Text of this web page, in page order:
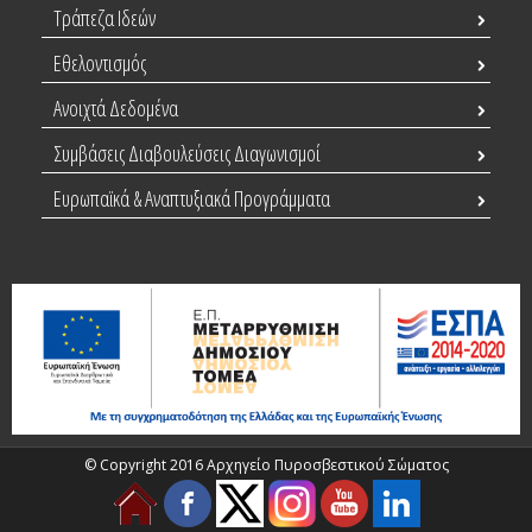
Τράπεζα Ιδεών
Εθελοντισμός
Ανοιχτά Δεδομένα
Συμβάσεις Διαβουλεύσεις Διαγωνισμοί
Ευρωπαϊκά & Αναπτυξιακά Προγράμματα
© Copyright 2016 Αρχηγείο Πυροσβεστικού Σώματος